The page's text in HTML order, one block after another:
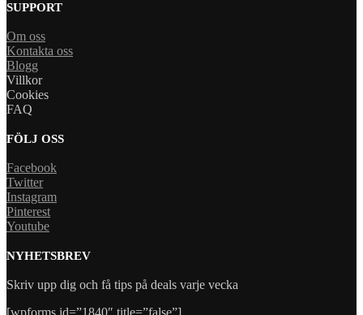
SUPPORT
Om oss
Kontakta oss
Blogg
Villkor
Cookies
FAQ
FÖLJ OSS
Facebook
Twitter
Instagram
Pinterest
Youtube
NYHETSBREV
Skriv upp dig och få tips på deals varje vecka